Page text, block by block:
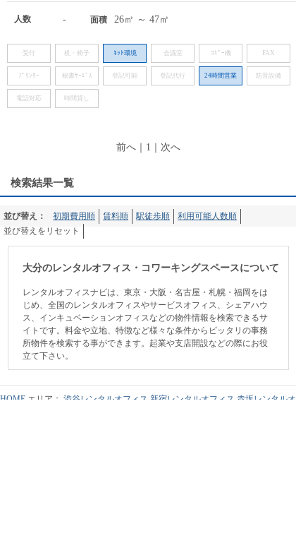
人数 - 面積 26㎡ ～ 47㎡
受付 机・椅子 ﾈｯﾄ環境 会議室 ｺﾋﾟｰ機 FAX
ﾌﾟﾘﾝﾀｰ 秘書ｻｰﾋﾞｽ 登記可能 登記代行 24時間営業 防音設備
電話対応 時間貸し
前へ｜ 1 次へ
検索結果一覧
並び替え： 初期費用順 賃料順 駅徒歩順
利用可能人数順
並び替えをリセット
大分のレンタルオフィス・コワーキングスペースについて
レンタルオフィスナビは、東京・大阪・名古屋・札幌・福岡をは
じめ、全国のレンタルオフィスやサービスオフィス、シェアハウ
ス、インキュベーションオフィスなどの物件情報を検索できるサ
イトです。料金や立地、特徴など様々な条件からピッタリの事務
所物件を検索する事ができます。起業や支店開設などの際にお役
立て下さい。
HOME エリア： 渋谷レンタルオフィス 新宿レンタルオフィス 赤坂レンタルオ